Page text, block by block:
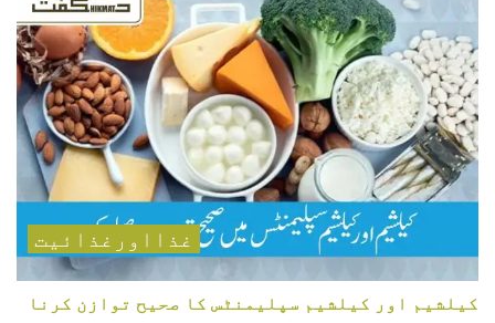
غذااورغذائیت
کیلشیم اور کیلشیم سپلیمنٹس کا صحیح توازن کرنا